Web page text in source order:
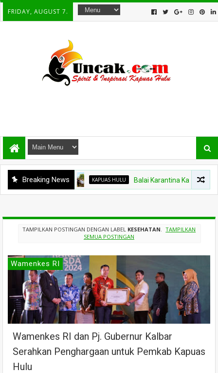
FRIDAY, AUGUST 7.
Breaking News KAPUAS HULU Balai Karantina Kalbar Tinjau
TAMPILKAN POSTINGAN DENGAN LABEL KESEHATAN. TAMPILKAN
SEMUA POSTINGAN
Wamenkes RI
Wamenkes RI dan Pj. Gubernur Kalbar
Serahkan Penghargaan untuk Pemkab Kapuas
Hulu